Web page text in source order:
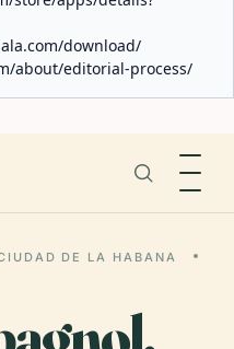
download/
about/editorial-process/
DE LA HABANA